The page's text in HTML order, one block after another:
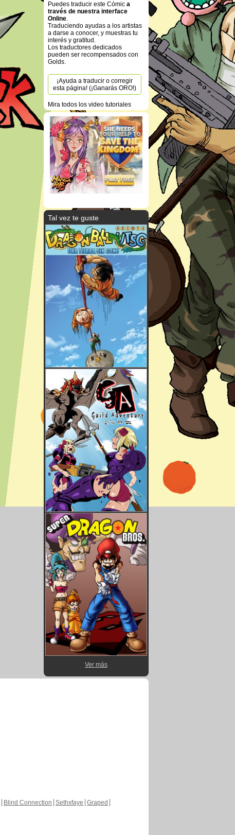
Puedes traducir este Cómic a
través de nuestra interface
Online.
Traduciendo ayudas a los artistas
a darse a conocer, y muestras tu
interés y gratitud.
Los traductores dedicados
pueden ser recompensados con
Golds.
¡Ayuda a traducir o corregir
esta página! (¡Ganarás ORO!)
Mira todos los video tutoriales
Tal vez te guste
Ver más
Blind Connection Sethxfaye Graped